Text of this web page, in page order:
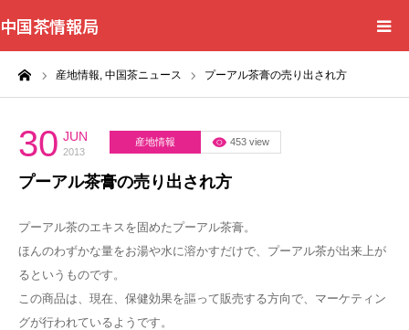
中国茶情報局
産地情報, 中国茶ニュース プーアル茶膏の売り出され方
30 JUN
2013
産地情報 453 view
プーアル茶膏の売り出され方
プーアル茶のエキスを固めたプーアル茶膏。
ほんのわずかな量をお湯や水に溶かすだけで、プーアル茶が出来上が
るというものです。
この商品は、現在、保健効果を謳って販売する方向で、マーケティン
グが行われているようです。
Home
News
BlogChecker
Events
WordBank